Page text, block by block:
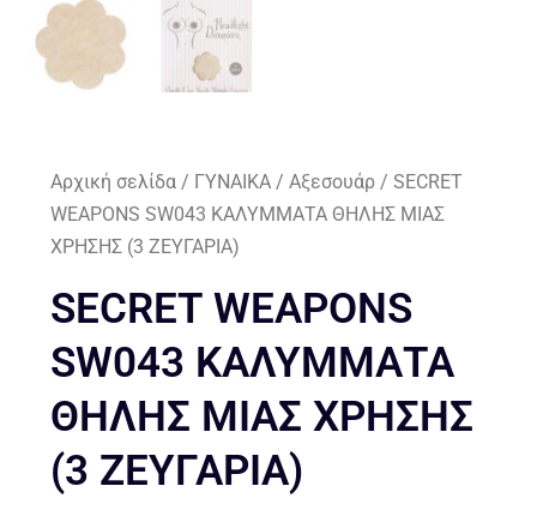
Αρχική σελίδα / ΓΥΝΑΙΚΑ /Αξεσουάρ / SECRET
WEAPONS SW043 ΚΑΛΥΜΜΑΤΑ ΘΗΛΗΣ ΜΙΑΣ
ΧΡΗΣΗΣ (3 ΖΕΥΓΑΡΙΑ)
SECRET WEAPONS
SW043 ΚΑΛΥΜΜΑΤΑ
ΘΗΛΗΣ ΜΙΑΣ ΧΡΗΣΗΣ
(3 ΖΕΥΓΑΡΙΑ)